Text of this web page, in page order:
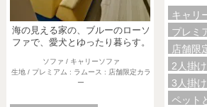
海の見える家の、ブルーのローソ
ファで、愛犬とゆったり暮らす。
ソファ / キャリーソファ
生地 / プレミアム : ラムース : 店舗限定カラ
ー
キャリ
プレミ
店舗限
2人掛
3人掛
ペット